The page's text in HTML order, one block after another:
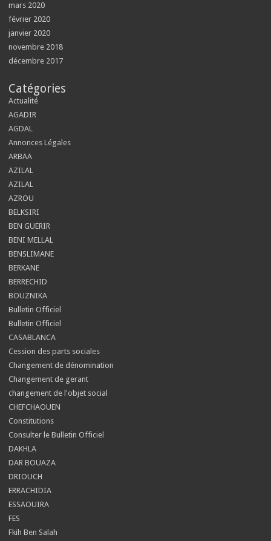
mars 2020
février 2020
janvier 2020
novembre 2018
décembre 2017
Catégories
Actualité
AGADIR
AGDAL
Annonces Légales
ARBAA
AZILAL
AZILAL
AZROU
BELKSIRI
BEN GUERIR
BENI MELLAL
BENSLIMANE
BERKANE
BERRECHID
BOUZNIKA
Bulletin Officiel
Bulletin Officiel
CASABLANCA
Cession des parts sociales
Changement de dénomination
Changement de gerant
changement de l'objet social
CHEFCHAOUEN
Constitutions
Consulter le Bulletin Officiel
DAKHLA
DAR BOUAZA
DRIOUCH
ERRACHIDIA
ESSAOUIRA
FES
Fkih Ben Salah